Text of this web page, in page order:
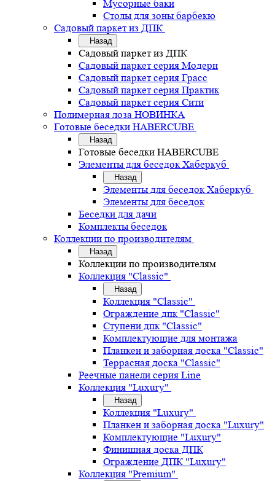
Мусорные баки
Столы для зоны барбекю
Садовый паркет из ДПК
Назад
Садовый паркет из ДПК
Садовый паркет серия Mодерн
Садовый паркет серия Грасс
Садовый паркет серия Практик
Садовый паркет серия Сити
Полимерная лоза НОВИНКА
Готовые беседки HABERCUBE
Назад
Готовые беседки HABERCUBE
Элементы для беседок Хаберкуб
Назад
Элементы для беседок Хаберкуб
Элементы для беседок
Беседки для дачи
Комплекты беседок
Коллекции по производителям
Назад
Коллекции по производителям
Коллекция "Classic"
Назад
Коллекция "Classic"
Ограждение дпк "Classic"
Ступени дпк "Classic"
Комплектующие для монтажа
Планкен и заборная доска "Classic"
Террасная доска "Classic"
Реечные панели серия Line
Коллекция "Luxury"
Назад
Коллекция "Luxury"
Планкен и заборная доска "Luxury"
Комплектующие "Luxury"
Финишная доска ДПК
Ограждение ДПК "Luxury"
Коллекция "Premium"